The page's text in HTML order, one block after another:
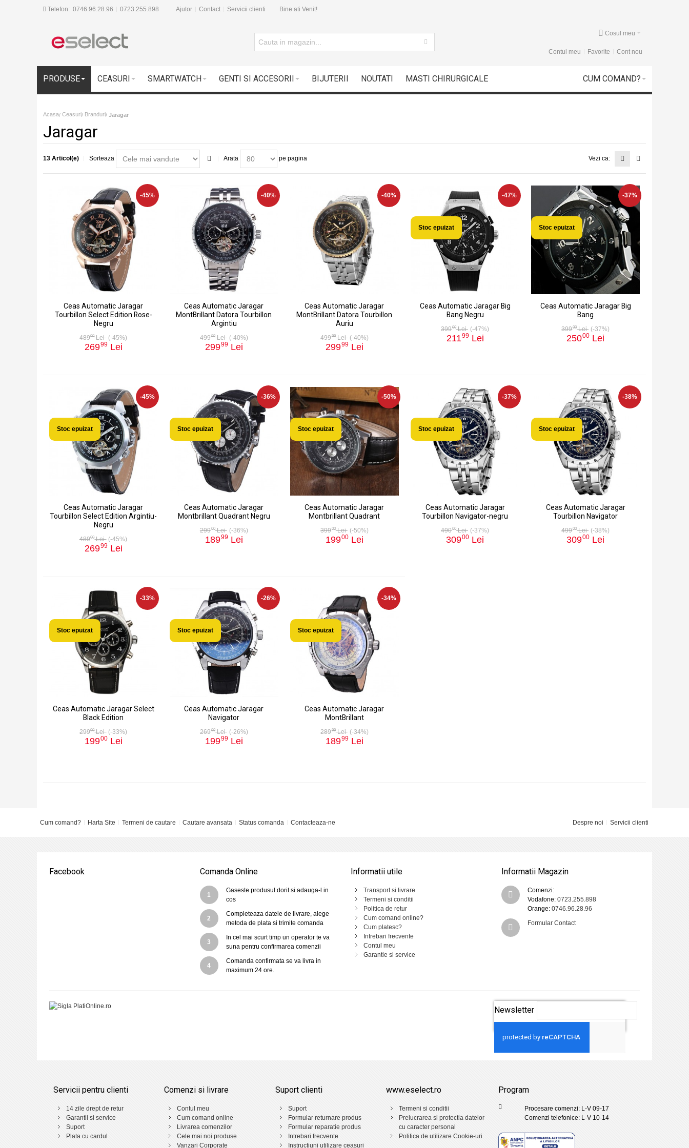
Telefon: 0746.96.28.96 0723.255.898 Ajutor Contact Servicii clienti Bine ati Venit!
Cosul meu
Contul meu Favorite Cont nou
PRODUSE CEASURI SMARTWATCH GENTI SI ACCESORII BIJUTERII NOUTATI MASTI CHIRURGICALE CUM COMAND?
Acasa/ Ceasuri/ Branduri/ Jaragar
Jaragar
13 Articol(e) Sorteaza Arata pe pagina Vezi ca:
-45%
Ceas Automatic Jaragar
Tourbillon Select Edition Rose-
Negru
48900Lei (-45%)
26999Lei
-40%
Ceas Automatic Jaragar
MontBrillant Datora Tourbillon
Argintiu
49999Lei (-40%)
29999Lei
-40%
Ceas Automatic Jaragar
MontBrillant Datora Tourbillon
Auriu
49999Lei (-40%)
29999 Lei
-47%
Stoc epuizat
Ceas Automatic Jaragar Big
Bang Negru
39900Lei (-47%)
21199Lei
-37%
Stoc epuizat
Ceas Automatic Jaragar Big
Bang
39900Lei (-37%)
25000 Lei
-45%
Stoc epuizat
Ceas Automatic Jaragar
Tourbillon Select Edition Argintiu-
Negru
48900Lei (-45%)
26999Lei
-36%
Stoc epuizat
Ceas Automatic Jaragar
Montbrillant Quadrant Negru
29900Lei (-36%)
18999Lei
-50%
Stoc epuizat
Ceas Automatic Jaragar
Montbrillant Quadrant
39900Lei (-50%)
19900 Lei
-37%
Stoc epuizat
Ceas Automatic Jaragar
Tourbillon Navigator-negru
49000Lei (-37%)
30900 Lei
-38%
Stoc epuizat
Ceas Automatic Jaragar
Tourbillon Navigator
49900Lei (-38%)
30900 Lei
-33%
Stoc epuizat
Ceas Automatic Jaragar Select
Black Edition
29900Lei (-33%)
19900Lei
-26%
Stoc epuizat
Ceas Automatic Jaragar
Navigator
26999Lei (-26%)
19999Lei
-34%
Stoc epuizat
Ceas Automatic Jaragar
MontBrillant
28999Lei (-34%)
18999 Lei
Cum comand? Harta Site Termeni de cautare Cautare avansata Status comanda Contacteaza-ne Despre noi Servicii clienti
Facebook Comanda Online
1
Gaseste produsul dorit si adauga-l in
cos
2
Completeaza datele de livrare, alege
metoda de plata si trimite comanda
3
In cel mai scurt timp un operator te va
suna pentru confirmarea comenzii
4
Comanda confirmata se va livra in
maximum 24 ore.
Informatii utile
Transport si livrare
Termeni si conditii
Politica de retur
Cum comand online?
Cum platesc?
Intrebari frecvente
Contul meu
Garantie si service
Informatii Magazin
Comenzi:
Vodafone: 0723.255.898
Orange: 0746.96.28.96
Formular Contact
Newsletter
Aboneaza-te
Servicii pentru clienti
14 zile drept de retur
Garantii si service
Suport
Plata cu cardul
Comenzi si livrare
Contul meu
Cum comand online
Livrarea comenzilor
Cele mai noi produse
Vanzari Corporate
Suport clienti
Suport
Formular returnare produs
Formular reparatie produs
Intrebari frecvente
Instructiuni utilizare ceasuri
www.eselect.ro
Termeni si conditii
Prelucrarea si protectia datelor
cu caracter personal
Politica de utilizare Cookie-uri
Program
Procesare comenzi: L-V 09-17
Comenzi telefonice: L-V 10-14